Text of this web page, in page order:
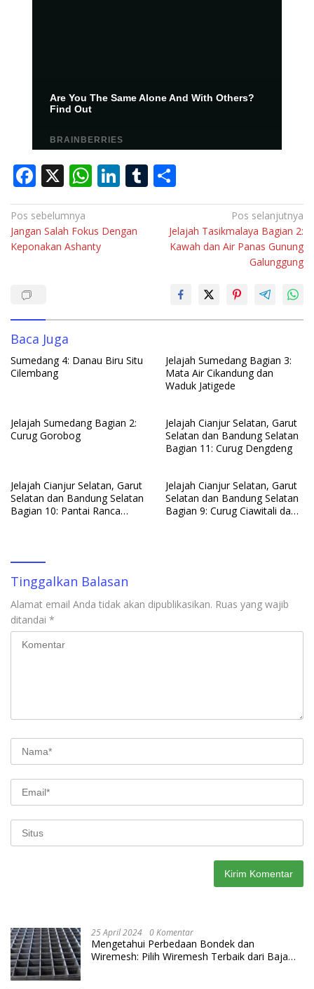
F
ac
e
b
X W
h
at
s
Li
n
e
T
u h
ar
e
Navigasi
pos
Pos sebelumnya
Jangan Salah Fokus Dengan
Keponakan Ashanty
Pos selanjutnya
Jelajah Tasikmalaya Bagian 2:
Kawah dan Air Panas Gunung
Galunggung
Baca Juga
Sumedang 4: Danau Biru Situ
Cilembang
Jelajah Sumedang Bagian 3:
Mata Air Cikandung dan
Waduk Jatigede
Jelajah Sumedang Bagian 2:
Curug Gorobog
Jelajah Cianjur Selatan, Garut
Selatan dan Bandung Selatan
Bagian 11: Curug Dengdeng
Jelajah Cianjur Selatan, Garut
Selatan dan Bandung Selatan
Bagian 10: Pantai Ranca
Jelajah Cianjur Selatan, Garut
Selatan dan Bandung Selatan
Bagian 9: Curug Ciawitali dan
Tinggalkan Balasan
Alamat email Anda tidak akan dipublikasikan. Ruas yang wajib
ditandai *
25 April 2024 0 Komentar
Mengetahui Perbedaan Bondek dan
Wiremesh: Pilih Wiremesh Terbaik dari Baja